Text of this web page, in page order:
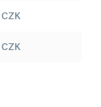
CZK
CZK